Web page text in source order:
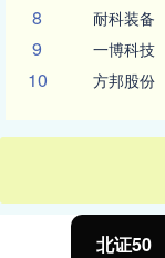
8 耐科装备
9 一博科技
10 方邦股份
北证50